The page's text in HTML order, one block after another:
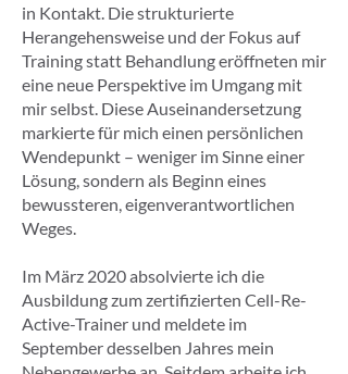
in Kontakt. Die strukturierte
Herangehensweise und der Fokus auf
Training statt Behandlung eröffneten mir
eine neue Perspektive im Umgang mit
mir selbst. Diese Auseinandersetzung
markierte für mich einen persönlichen
Wendepunkt – weniger im Sinne einer
Lösung, sondern als Beginn eines
bewussteren, eigenverantwortlichen
Weges.
Im März 2020 absolvierte ich die
Ausbildung zum zertifizierten Cell-Re-
Active-Trainer und meldete im
September desselben Jahres mein